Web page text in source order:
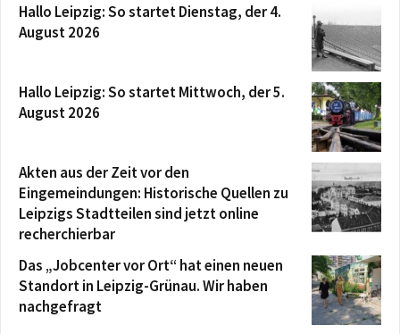
Hallo Leipzig: So startet Dienstag, der 4.
August 2026
Hallo Leipzig: So startet Mittwoch, der 5.
August 2026
Akten aus der Zeit vor den
Eingemeindungen: Historische Quellen zu
Leipzigs Stadtteilen sind jetzt online
recherchierbar
Das „Jobcenter vor Ort“ hat einen neuen
Standort in Leipzig-Grünau. Wir haben
nachgefragt